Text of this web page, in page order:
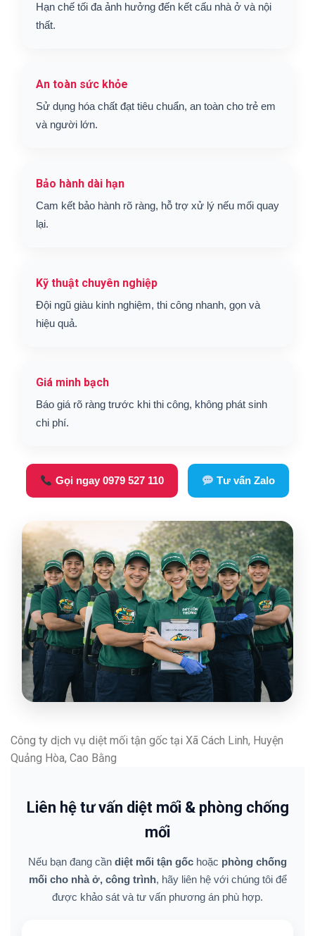
Hạn chế tối đa ảnh hưởng đến kết cấu nhà ở và nội
thất.
An toàn sức khỏe
Sử dụng hóa chất đạt tiêu chuẩn, an toàn cho trẻ em
và người lớn.
Bảo hành dài hạn
Cam kết bảo hành rõ ràng, hỗ trợ xử lý nếu mối quay
lại.
Kỹ thuật chuyên nghiệp
Đội ngũ giàu kinh nghiệm, thi công nhanh, gọn và
hiệu quả.
Giá minh bạch
Báo giá rõ ràng trước khi thi công, không phát sinh
chi phí.
Gọi ngay 0979 527 110 Tư vấn Zalo
Công ty dịch vụ diệt mối tận gốc tại Xã Cách Linh, Huyện
Quảng Hòa, Cao Bằng
Liên hệ tư vấn diệt mối & phòng chống
mối
Nếu bạn đang cần diệt mối tận gốc hoặc phòng chống
mối cho nhà ở, công trình, hãy liên hệ với chúng tôi để
được khảo sát và tư vấn phương án phù hợp.